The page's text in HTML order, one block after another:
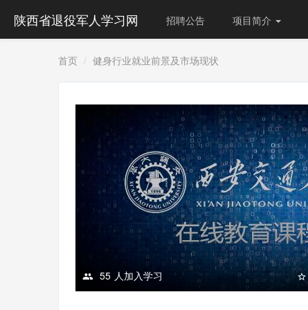
陕西省退役军人学习网 招聘公告 项目简介
首页 健身行业就业前景及市场现状
55 人加入学习